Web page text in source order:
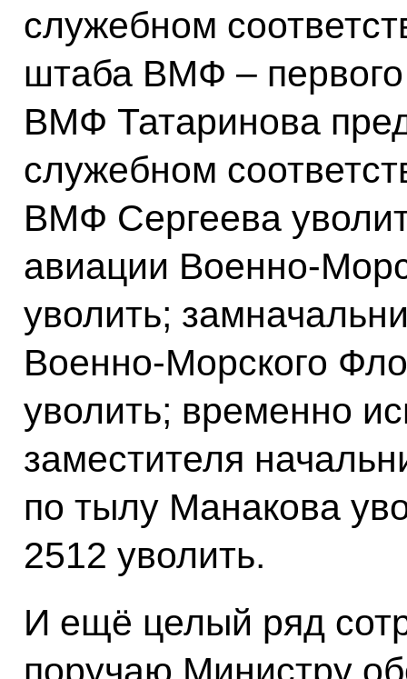
служебном
штаба ВМФ –
ВМФ Татаринова
служебном
ВМФ Сергеева
авиации Военно-
уволить;
Военно-Морского
уволить; временно
заместителя
по тылу Манакова
2512 уволить.
И ещё целый ряд
поручаю Министру